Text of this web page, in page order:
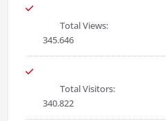
Total Views:
345.646
Total Visitors:
340.822